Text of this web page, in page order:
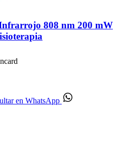
808 nm 200 mW
en WhatsApp